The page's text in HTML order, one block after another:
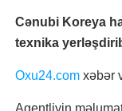
Cənubi Koreya
texnika
Oxu24.com xəbər
Agentliyin